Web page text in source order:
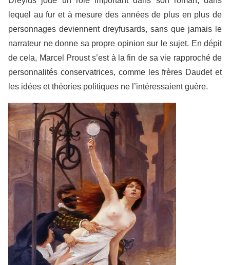
lequel au fur et à mesure des années de plus en plus de
personnages deviennent dreyfusards, sans que jamais le
narrateur ne donne sa propre opinion sur le sujet. En dépit
de cela, Marcel Proust s’est à la fin de sa vie rapproché de
personnalités conservatrices, comme les frères Daudet et
les idées et théories politiques ne l’intéressaient guère.